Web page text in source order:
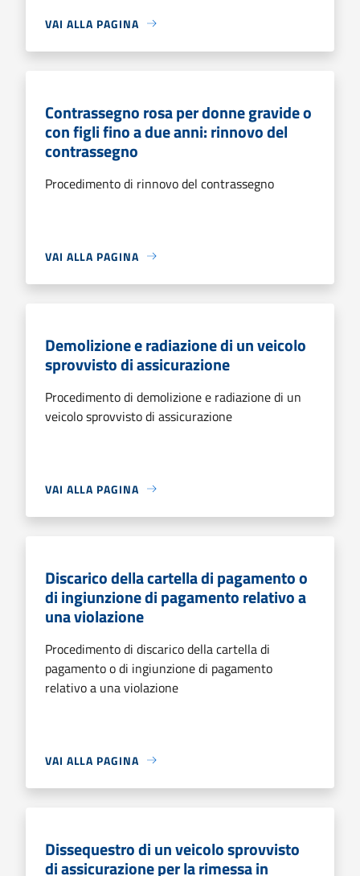
VAI ALLA PAGINA
Contrassegno rosa per donne gravide o
con figli fino a due anni: rinnovo del
contrassegno
Procedimento di rinnovo del contrassegno
VAI ALLA PAGINA
Demolizione e radiazione di un veicolo
sprovvisto di assicurazione
Procedimento di demolizione e radiazione di un
veicolo sprovvisto di assicurazione
VAI ALLA PAGINA
Discarico della cartella di pagamento o
di ingiunzione di pagamento relativo a
una violazione
Procedimento di discarico della cartella di
pagamento o di ingiunzione di pagamento
relativo a una violazione
VAI ALLA PAGINA
Dissequestro di un veicolo sprovvisto
di assicurazione per la rimessa in